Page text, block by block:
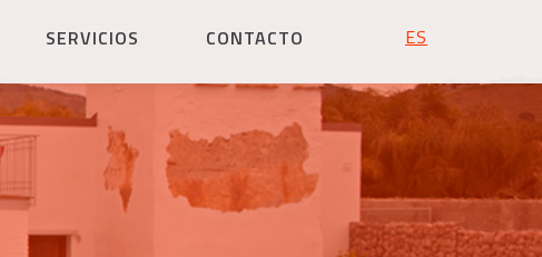
SERVICIOS CONTACTO ESPAÑOL